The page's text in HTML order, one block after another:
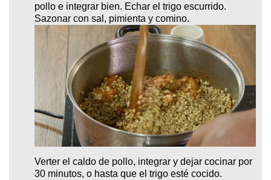
pollo e integrar bien. Echar el trigo escurrido.
Sazonar con sal, pimienta y comino.
Verter el caldo de pollo, integrar y dejar cocinar por
30 minutos, o hasta que el trigo esté cocido.